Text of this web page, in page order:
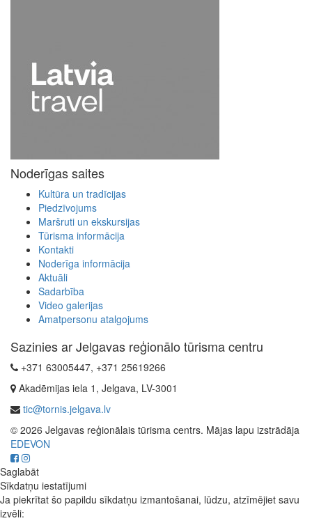
Noderīgas saites
Kultūra un tradīcijas
Piedzīvojums
Maršruti un ekskursijas
Tūrisma informācija
Kontakti
Noderīga informācija
Aktuāli
Sadarbība
Video galerijas
Amatpersonu atalgojums
Sazinies ar Jelgavas reģionālo tūrisma centru
+371 63005447, +371 25619266
Akadēmijas iela 1, Jelgava, LV-3001
tic@tornis.jelgava.lv
© 2026 Jelgavas reģionālais tūrisma centrs. Mājas lapu izstrādāja
EDEVON
Saglabāt
Sīkdatņu iestatījumi
Ja piekrītat šo papildu sīkdatņu izmantošanai, lūdzu, atzīmējiet savu
izvēli: